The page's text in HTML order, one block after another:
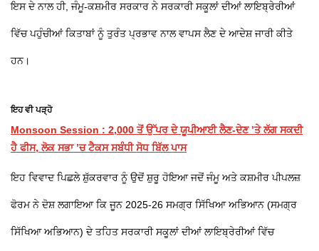
ਇਸ ਦੇ ਨਾਲ ਹੀ, ਜੰਮੂ-ਕਸ਼ਮੀਰ ਸਰਕਾਰ ਨੇ ਸਰਕਾਰੀ ਸਕੂਲਾਂ ਦੀਆਂ ਲਾਇਬ੍ਰੇਰੀਆਂ
ਵਿੱਚ ਪਹੁੰਚੀਆਂ ਕਿਤਾਬਾਂ ਨੂੰ ਤੁਰੰਤ ਪ੍ਰਭਾਵ ਨਾਲ ਵਾਪਸ ਲੈਣ ਦੇ ਆਦੇਸ਼ ਜਾਰੀ ਕੀਤੇ
ਹਨ।
ਇਹ ਵੀ ਪੜ੍ਹੋ
Monsoon Session : 2,000 ਤੋਂ ਉੱਪਰ ਦੇ ਯੂਪੀਆਈ ਲੈਣ-ਦੇਣ ’ਤੇ ਲੱਗ ਸਕਦੀ
ਹੈ ਫੀਸ, ਲੋਕ ਸਭਾ ’ਚ ਟੈਕਸ ਸਬੰਧੀ ਸੋਧ ਬਿੱਲ ਪਾਸ
ਇਹ ਵਿਵਾਦ ਪਿਛਲੇ ਸ਼ੁੱਕਰਵਾਰ ਨੂੰ ਉਦੋਂ ਸ਼ੁਰੂ ਹੋਇਆ ਜਦੋਂ ਜੰਮੂ ਅਤੇ ਕਸ਼ਮੀਰ ਪੀਪਲਜ਼
ਫੋਰਮ ਨੇ ਦੋਸ਼ ਲਗਾਇਆ ਕਿ ਜੂਨ 2025-26 ਸਮਗ੍ਰ ਸਿੱਖਿਆ ਅਭਿਆਨ (ਸਮਗ੍ਰ
ਸਿੱਖਿਆ ਅਭਿਆਨ) ਦੇ ਤਹਿਤ ਸਰਕਾਰੀ ਸਕੂਲਾਂ ਦੀਆਂ ਲਾਇਬ੍ਰੇਰੀਆਂ ਵਿੱਚ